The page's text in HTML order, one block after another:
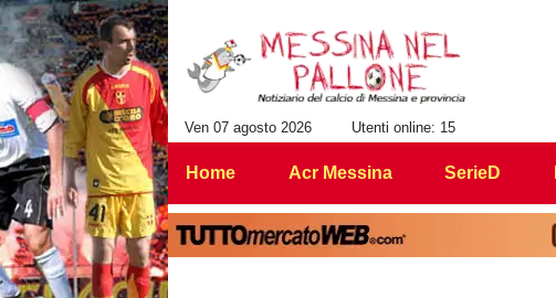
Ven 07 agosto 2026 Utenti online: 15
Home Acr Messina SerieD